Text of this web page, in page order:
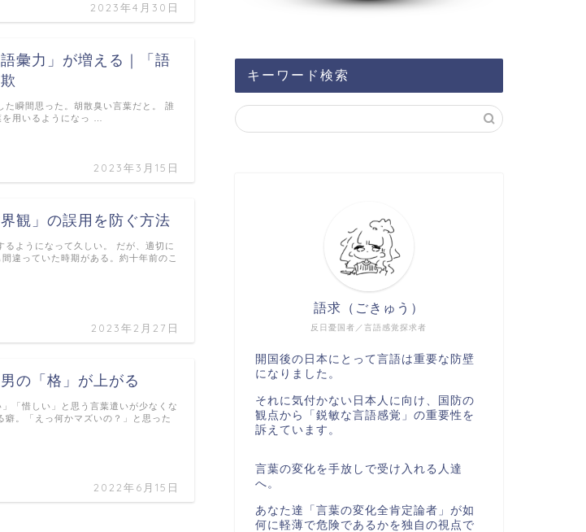
2023年4月30日
彙力」が増える｜「語
2023年3月15日
た瞬間思った。胡散臭い言葉だと。 誰
用いるようになっ …
観」の誤用を防ぐ方法
2023年2月27日
るようになって久しい。 だが、適切に
違っていた時期がある。約十年前のこ
の「格」が上がる
2022年6月15日
「惜しい」と思う言葉遣いが少なくな
。「えっ何かマズいの？」と思った
キーワード検索
反日憂国者／言語感覚探求者
語求（ごきゅう）
開国後の日本にとって言語は重要な防壁
になりました。
それに気付かない日本人に向け、国防の
観点から「鋭敏な言語感覚」の重要性を
訴えています。
言葉の変化を手放しで受け入れる人達
へ。
あなた達「言葉の変化全肯定論者」が如
何に軽薄で危険であるかを独自の視点で